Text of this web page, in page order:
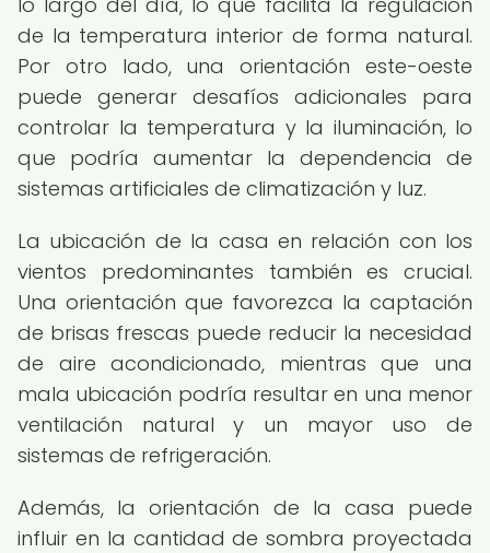
de la temperatura interior de forma natural.
Por otro lado, una orientación este-oeste
puede generar desafíos adicionales para
controlar la temperatura y la iluminación, lo
que podría aumentar la dependencia de
sistemas artificiales de climatización y luz.
La ubicación de la casa en relación con los
vientos predominantes también es crucial.
Una orientación que favorezca la captación
de brisas frescas puede reducir la necesidad
de aire acondicionado, mientras que una
mala ubicación podría resultar en una menor
ventilación natural y un mayor uso de
sistemas de refrigeración.
Además, la orientación de la casa puede
influir en la cantidad de sombra proyectada